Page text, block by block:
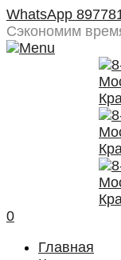
WhatsApp
Сэкономим
0
Главная